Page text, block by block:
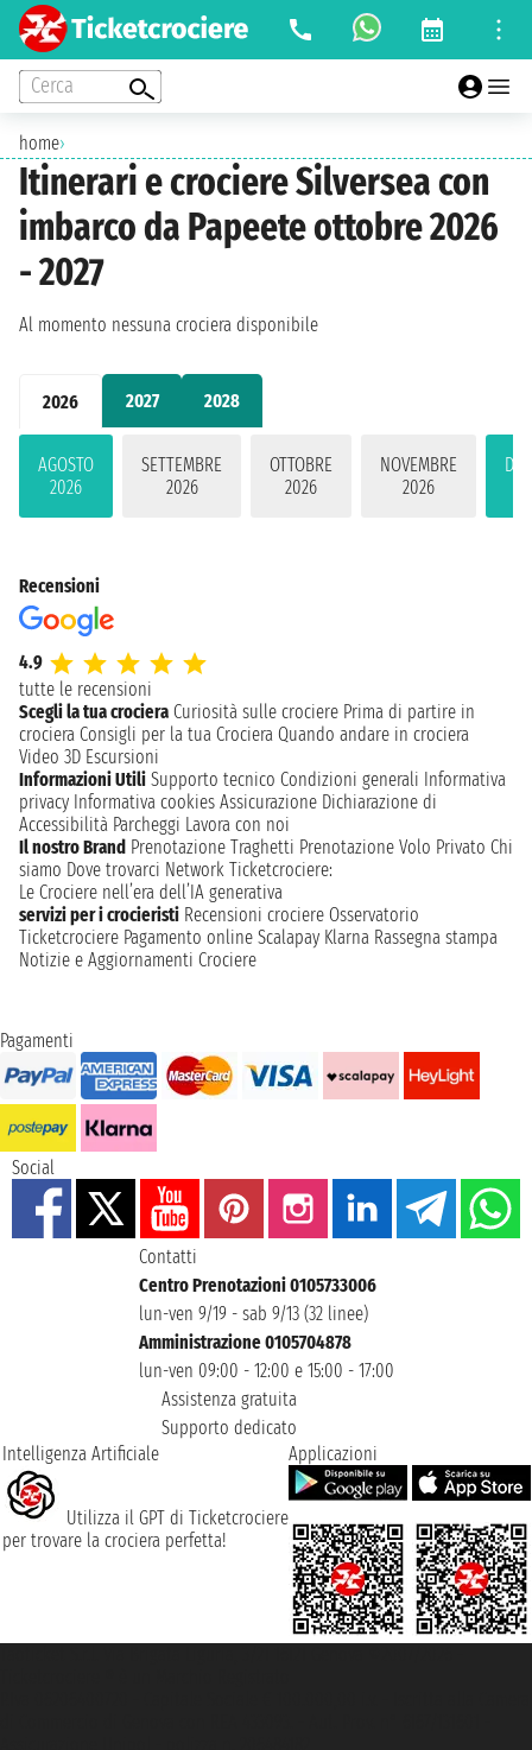
Cerca
home›
Itinerari e crociere Silversea con
imbarco da Papeete ottobre 2026
- 2027
2026 2027 2028
AGOSTO
2026
SETTEMBRE
2026
OTTOBRE
2026
NOVEMBRE
2026
Al momento nessuna crociera disponibile
Recensioni
4.9
tutte le recensioni
Scegli la tua crociera Curiosità sulle crociere Prima di partire in
crociera Consigli per la tua Crociera Quando andare in crociera
Video 3D Escursioni
Informazioni Utili Supporto tecnico Condizioni generali Informativa
privacy Informativa cookies Assicurazione Dichiarazione di
Accessibilità Parcheggi Lavora con noi
Il nostro Brand Prenotazione Traghetti Prenotazione Volo Privato Chi
siamo Dove trovarci Network Ticketcrociere:
Le Crociere nell’era dell’IA generativa
servizi per i crocieristi Recensioni crociere Osservatorio
Ticketcrociere Pagamento online Scalapay Klarna Rassegna stampa
Notizie e Aggiornamenti Crociere
Pagamenti
Social
Contatti
Centro Prenotazioni 0105733006
lun-ven 9/19 - sab 9/13 (32 linee)
Amministrazione 0105704878
lun-ven 09:00 - 12:00 e 15:00 - 17:00
Assistenza gratuita
Supporto dedicato
Intelligenza Artificiale
Utilizza il GPT di Ticketcrociere
per trovare la crociera perfetta!
Applicazioni